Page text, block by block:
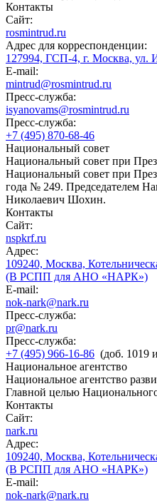
Контакты
Сайт:
rosmintrud.ru
Адрес для корреспонденции:
127994, ГСП-4, г. Москва, ул.
E-mail:
mintrud@rosmintrud.ru
Пресс-служба:
isyanovams@rosmintrud.ru
Пресс-служба:
+7 (495) 870-68-46
Национальный совет
Национальный совет при
Национальный совет при
года № 249. Председателем
Николаевич Шохин.
Контакты
Сайт:
nspkrf.ru
Адрес:
109240, Москва,
(В РСПП для АНО «НАРК»)
E-mail:
nok-nark@nark.ru
Пресс-служба:
pr@nark.ru
Пресс-служба:
+7 (495) 966-16-86 (доб. 1019
Национальное агентство
Национальное агентство
Главной целью
Контакты
Сайт:
nark.ru
Адрес:
109240, Москва,
(В РСПП для АНО «НАРК»)
E-mail:
nok-nark@nark.ru